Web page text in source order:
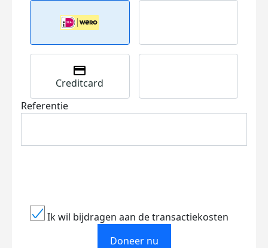
Creditcard
Referentie
Ik wil bijdragen aan de transactiekosten
Doneer nu